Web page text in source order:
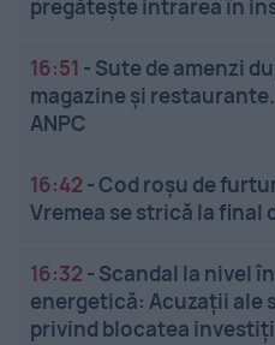
pregătește intrarea în
16:51 - Sute de amenzi
magazine și
ANPC
16:42 -Cod roșu de
Vremea se strică la final
16:32 - Scandal la nivel
energetică: Acuzații ale
privind blocatea